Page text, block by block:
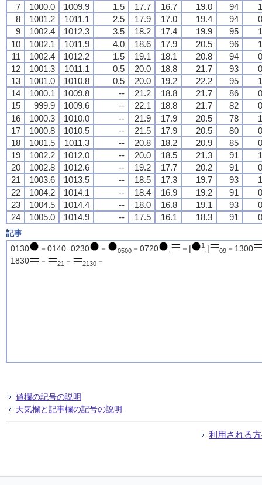
7
1000.0 1009.9 1.5 17.7 16.7 19.0 94
8
1001.2 1011.1 2.5 17.9 17.0 19.4 94
9
1002.4 1012.3 3.5 18.2 17.4 19.9 95
10
1002.1 1011.9 4.0 18.6 17.9 20.5 96
11
1002.4 1012.2 1.5 19.1 18.1 20.8 94
12
1001.3 1011.1 0.5 20.0 18.8 21.7 93
13
1001.0 1010.8 0.5 20.0 19.2 22.2 95
14
1000.1 1009.8 -- 21.2 18.8 21.7 86
15
999.9 1009.6 -- 22.1 18.8 21.7 82
16
1000.3 1010.0 -- 21.9 17.9 20.5 78
17
1000.8 1010.5 -- 21.5 17.9 20.5 80
18
1001.5 1011.3 -- 20.8 18.2 20.9 85
19
1002.2 1012.0 -- 20.0 18.5 21.3 91
20
1002.8 1012.6 -- 19.2 17.7 20.2 91
21
1003.6 1013.5 -- 18.5 17.3 19.7 93
22
1004.2 1014.1 -- 18.4 16.9 19.2 91
23
1004.5 1014.4 -- 18.0 16.8 19.1 93
24
1005.0 1014.9 -- 17.5 16.1 18.3 91
記事
0130
－0140. 0230 － 0500－0720 －| 1,| 09－1300
1830
－ 21 － 2130－
値欄の記号の説明
天気欄と記事欄の記号の説明
利用される